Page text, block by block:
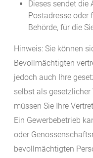
Dieses sendet die
Postadresse oder
Behörde, für die
Hinweis: Sie können
Bevollmächtigten
jedoch auch Ihre
selbst als gesetzlicher
müssen Sie Ihre
Ein Gewerbebetrieb
oder
bevollmächtigten